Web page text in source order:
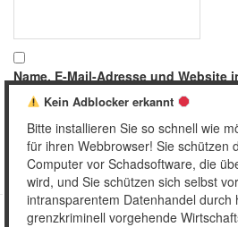
Name, E-Mail-Adresse und Website
meinen nächsten Kommentar
Kein Adblocker erkannt
Bitte installieren Sie so schnell wie
für ihren Webbrowser! Sie schützen
Computer vor Schadsoftware, die
wird, und Sie schützen sich selbst
intransparentem Datenhandel durch
grenzkriminell vorgehende